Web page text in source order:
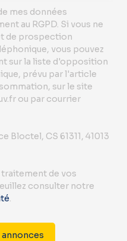
mes données
au RGPD. Si vous ne
de prospection
vous pouvez
sur la liste d'opposition
prévu par l'article
sur le site
ou par courrier
Bloctel, CS 61311, 41013
traitement de vos
consulter notre
.